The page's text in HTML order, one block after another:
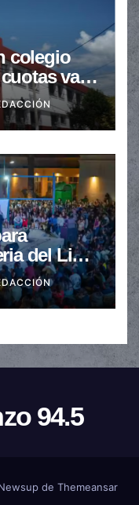
colegio
van
del Libro
94.5
de Themeansar